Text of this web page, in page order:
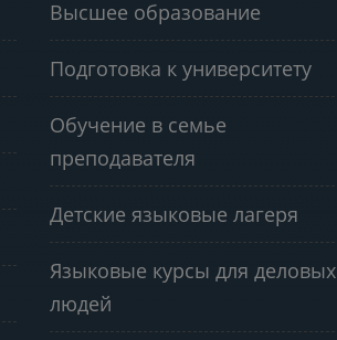
Высшее образование
Подготовка к университету
Обучение в семье
преподавателя
Детские языковые лагеря
Языковые курсы для деловых
людей